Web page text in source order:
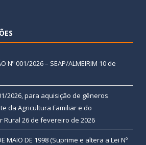
Nº 001/2026 – SEAP/ALMEIRIM 10 de
2026, para aquisição de gêneros
da Agricultura Familiar e do
Rural 26 de fevereiro de 2026
MAIO DE 1998 (Suprime e altera a Lei Nº